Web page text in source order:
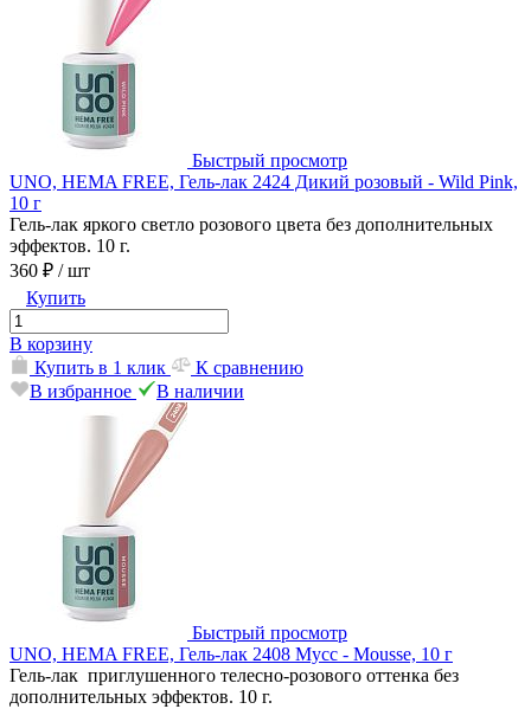
Быстрый просмотр
UNO, HEMA FREE, Гель-лак 2424 Дикий розовый - Wild Pink,
10 г
Гель-лак яркого светло розового цвета без дополнительных
эффектов. 10 г.
360 ₽ / шт
Купить
В корзину
Купить в 1 клик
К сравнению
В избранное
В наличии
Быстрый просмотр
UNO, HEMA FREE, Гель-лак 2408 Мусс - Mousse, 10 г
Гель-лак приглушенного телесно-розового оттенка без
дополнительных эффектов. 10 г.